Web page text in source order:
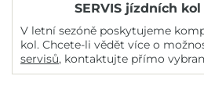
SERVIS jízdních
V letní sezóně poskytujeme
kol. Chcete-li vědět více o
servisů, kontaktujte přímo